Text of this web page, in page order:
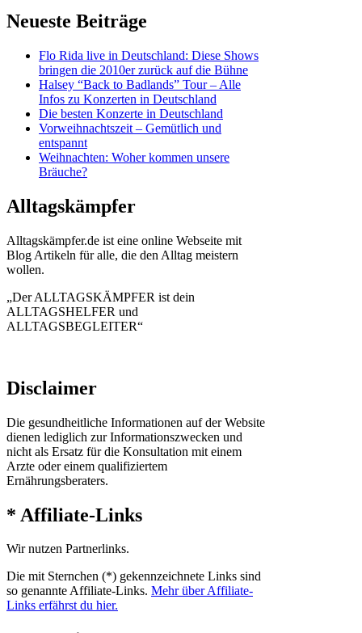
Neueste Beiträge
Flo Rida live in Deutschland: Diese Shows
bringen die 2010er zurück auf die Bühne
Halsey “Back to Badlands” Tour – Alle
Infos zu Konzerten in Deutschland
Die besten Konzerte in Deutschland
Vorweihnachtszeit – Gemütlich und
entspannt
Weihnachten: Woher kommen unsere
Bräuche?
Alltagskämpfer
Alltagskämpfer.de ist eine online Webseite mit
Blog Artikeln für alle, die den Alltag meistern
wollen.
„Der ALLTAGSKÄMPFER ist dein
ALLTAGSHELFER und
ALLTAGSBEGLEITER“
Disclaimer
Die gesundheitliche Informationen auf der Website
dienen lediglich zur Informationszwecken und
nicht als Ersatz für die Konsultation mit einem
Arzte oder einem qualifiziertem
Ernährungsberaters.
* Affiliate-Links
Wir nutzen Partnerlinks.
Die mit Sternchen (*) gekennzeichnete Links sind
so genannte Affiliate-Links. Mehr über Affiliate-
Links erfährst du hier.